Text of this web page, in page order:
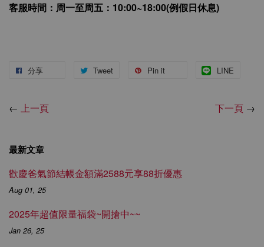
客服時間：周一至周五：10:00~18:00(例假日休息)
分享 Tweet Pin it LINE
← 上一頁 下一頁 →
最新文章
歡慶爸氣節結帳金額滿2588元享88折優惠
Aug 01, 25
2025年超值限量福袋~開搶中~~
Jan 26, 25